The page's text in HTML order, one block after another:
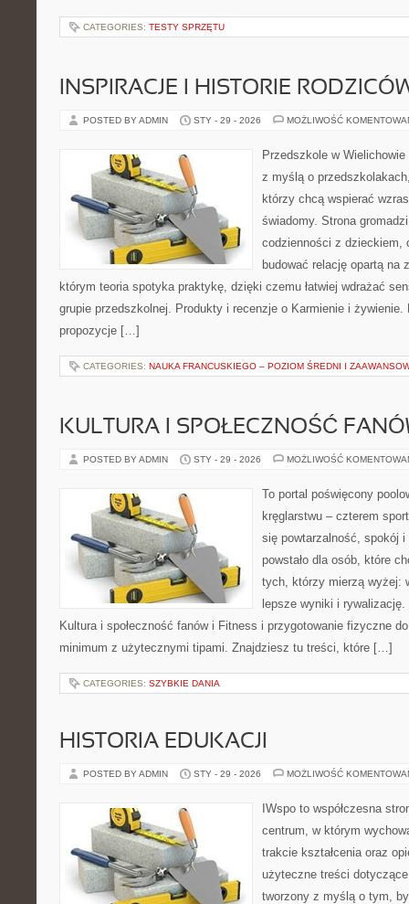
CATEGORIES: TESTY SPRZĘTU
INSPIRACJE I HISTORIE
POSTED BY ADMIN STY - 29 - 2026 MOŻLIWOŚĆ
Przedszkole w
z myślą o
którzy chcą wspierać
świadomy. Strona
codzienności z dzieckiem,
budować relację opartą na
którym teoria spotyka praktykę, dzięki czemu łatwiej wdrażać
grupie przedszkolnej. Produkty i recenzje o Karmienie i żywienie.
propozycje […]
CATEGORIES: NAUKA FRANCUSKIEGO – POZIOM ŚREDNI I
KULTURA I SPOŁECZNOŚĆ
POSTED BY ADMIN STY - 29 - 2026 MOŻLIWOŚĆ
To portal poświęcony
kręglarstwu – czterem
się powtarzalność, spokój i
powstało dla osób, które
tych, którzy mierzą wyżej:
lepsze wyniki i
Kultura i społeczność fanów i Fitness i przygotowanie fizyczne
minimum z użytecznymi tipami. Znajdziesz tu treści, które […]
CATEGORIES: SZYBKIE DANIA
HISTORIA EDUKACJI
POSTED BY ADMIN STY - 29 - 2026 MOŻLIWOŚĆ
IWspo to współczesna
centrum, w którym
trakcie kształcenia oraz
użyteczne treści
tworzony z myślą o tym,